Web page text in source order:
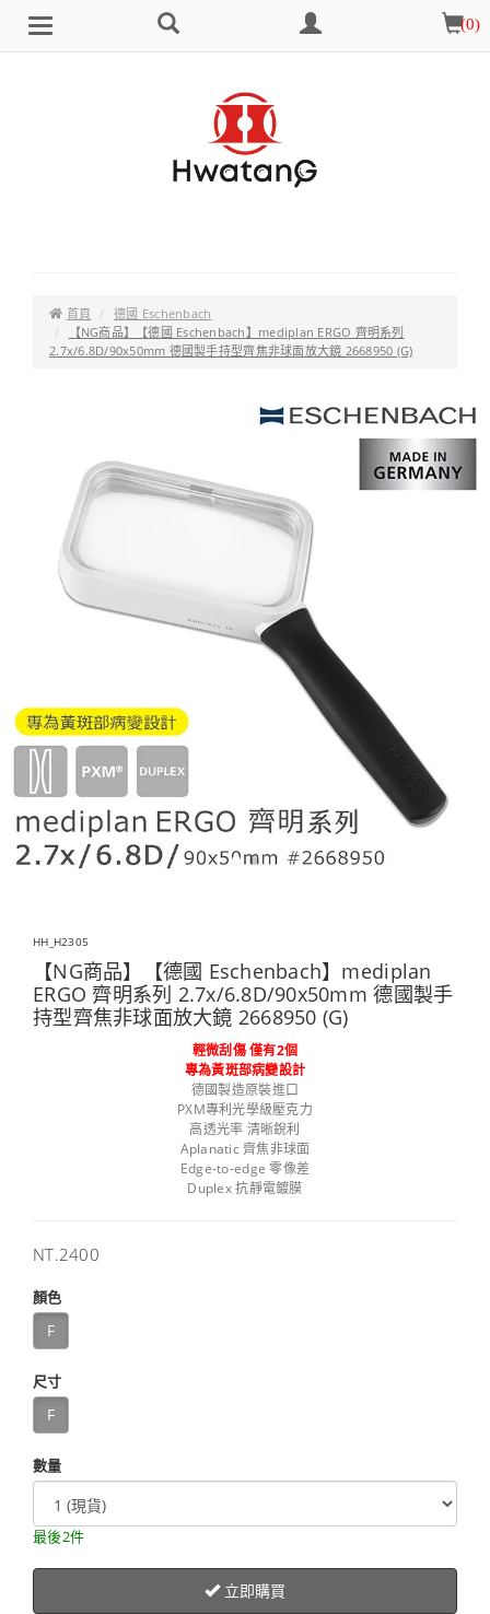
選
搜
會
員
中
購
物
車
(0)
首頁
德國 Eschenbach
【NG商品】【德國 Eschenbach】mediplan ERGO 齊明系列
2.7x/6.8D/90x50mm 德國製手持型齊焦非球面放大鏡 2668950 (G)
HH_H2305
【NG商品】【德國 Eschenbach】mediplan
ERGO 齊明系列 2.7x/6.8D/90x50mm 德國製手
持型齊焦非球面放大鏡 2668950 (G)
輕微刮傷 僅有2個
專為黃斑部病變設計
德國製造原裝進口
PXM專利光學級壓克力
高透光率 清晰銳利
Aplanatic 齊焦非球面
Edge-to-edge 零像差
Duplex 抗靜電鍍膜
售
NT.2400
顏色
F
尺寸
F
數量
最後2件
立即購買